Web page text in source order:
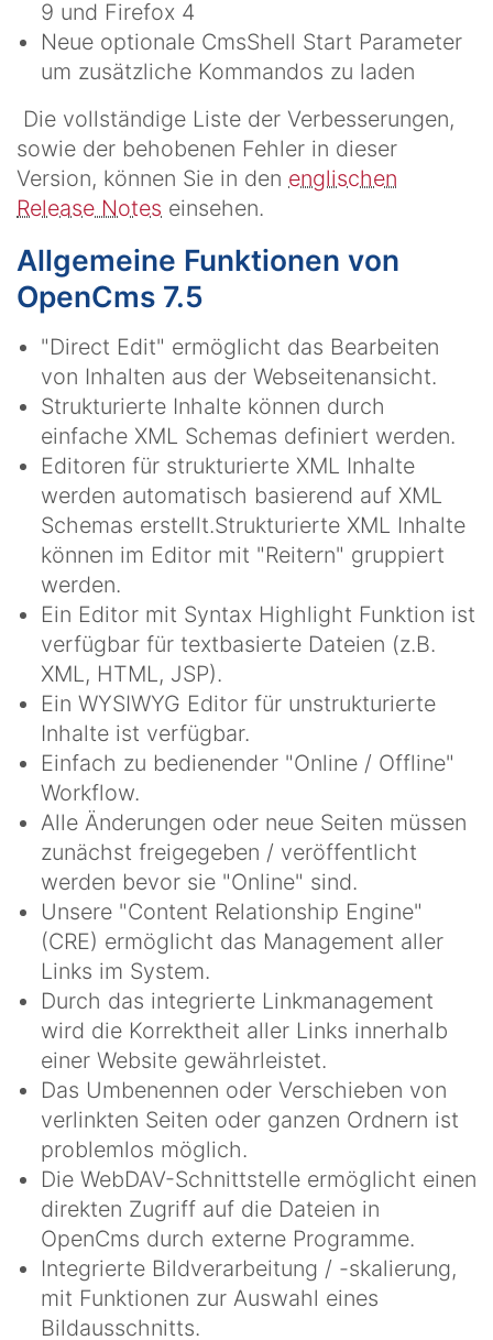
9 und Firefox 4
Neue optionale CmsShell Start Parameter
um zusätzliche Kommandos zu laden
Die vollständige Liste der Verbesserungen,
sowie der behobenen Fehler in dieser
Version, können Sie in den englischen
Release Notes einsehen.
Allgemeine Funktionen von
OpenCms 7.5
"Direct Edit" ermöglicht das Bearbeiten
von Inhalten aus der Webseitenansicht.
Strukturierte Inhalte können durch
einfache XML Schemas definiert werden.
Editoren für strukturierte XML Inhalte
werden automatisch basierend auf XML
Schemas erstellt.Strukturierte XML Inhalte
können im Editor mit "Reitern" gruppiert
werden.
Ein Editor mit Syntax Highlight Funktion ist
verfügbar für textbasierte Dateien (z.B.
XML, HTML, JSP).
Ein WYSIWYG Editor für unstrukturierte
Inhalte ist verfügbar.
Einfach zu bedienender "Online / Offline"
Workflow.
Alle Änderungen oder neue Seiten müssen
zunächst freigegeben / veröffentlicht
werden bevor sie "Online" sind.
Unsere "Content Relationship Engine"
(CRE) ermöglicht das Management aller
Links im System.
Durch das integrierte Linkmanagement
wird die Korrektheit aller Links innerhalb
einer Website gewährleistet.
Das Umbenennen oder Verschieben von
verlinkten Seiten oder ganzen Ordnern ist
problemlos möglich.
Die WebDAV-Schnittstelle ermöglicht einen
direkten Zugriff auf die Dateien in
OpenCms durch externe Programme.
Integrierte Bildverarbeitung / -skalierung,
mit Funktionen zur Auswahl eines
Bildausschnitts.